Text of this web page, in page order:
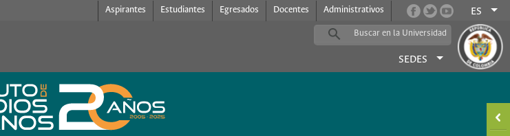
Aspirantes Estudiantes Egresados Docentes Administrativos ES
SEDES